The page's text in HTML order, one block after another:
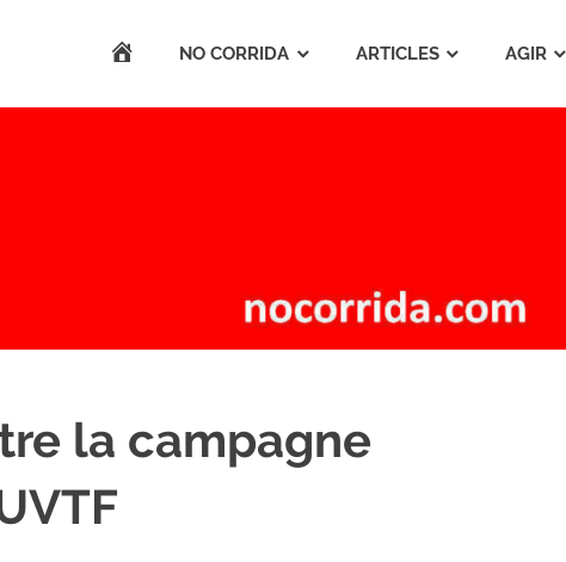
ACCUEILNO CORRIDA ARTICLES AGIR
la campagne